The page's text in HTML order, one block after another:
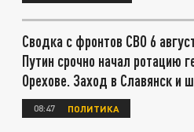
Сводка с фронтов СВО 6
Путин срочно начал ротацию
Орехове. Заход в Славянск и
08:47 ПОЛИТИКА